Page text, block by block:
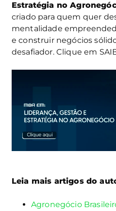
Estratégia no
criado para quem quer
mentalidade
e construir negócios
desafiador. Clique em
Leia mais artigos do
Agronegócio